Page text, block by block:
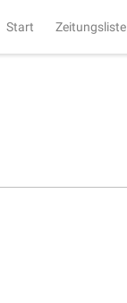
Start Zeitungsliste